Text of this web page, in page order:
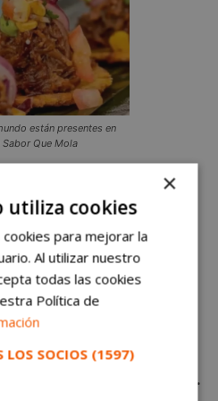
están presentes en
Que Mola
Bar,
está vez para los que
es un excelente
es un plato muy
en un gambón tempurizado
que se coloca sobre una
La combinación de
hace de este plato
los que buscan la
japonesa posible.
×
utiliza cookies
para mejorar la
Al utilizar nuestro
todas las cookies
Política de
LOS SOCIOS (1597)